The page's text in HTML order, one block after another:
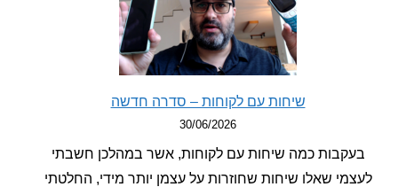
שיחות עם לקוחות – סדרה חדשה
30/06/2026
כמה שיחות עם לקוחות, אשר במהלכן חשבתי
שאלו שיחות שחוזרות על עצמן יותר מידי, החלטתי